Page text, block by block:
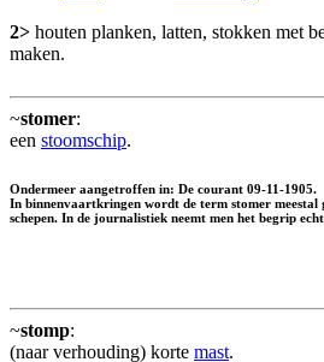
2> houten planken, latten, stokken met
maken.
~stomer:
een stoomschip.
Ondermeer aangetroffen in: De courant 09-11-1905.
In binnenvaartkringen wordt de term stomer meestal
schepen. In de journalistiek neemt men het begrip
~stomp:
(naar verhouding) korte mast.